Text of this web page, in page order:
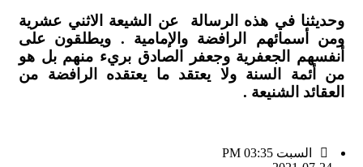
وحديثنا في هذه الرسالة عن الشيعة الاثني عشرية
ومن أسمائهم الرافضة والإمامية . ويطلقون على
أنفسهم الجعفرية وجعفر الصادق بريء منهم بل هو
من أئمة السنة ولا يعتقد ما يعتقده الرافضة من
العقائد الشنيعة .
السبت PM 03:35